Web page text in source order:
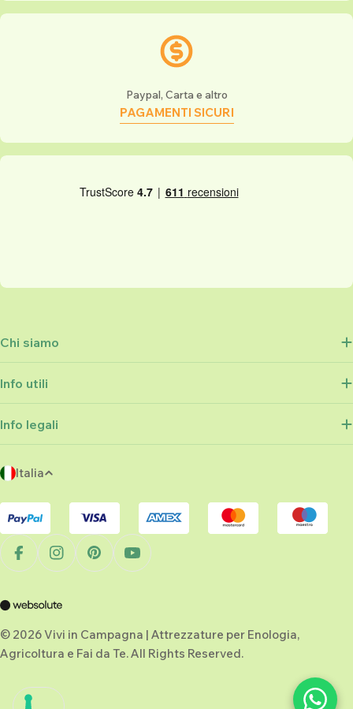
Paypal, Carta e altro
PAGAMENTI SICURI
Chi siamo
Info utili
Info legali
P
e
s
e
r
e
g
i
Italia
Metodi
di
pagamento
FacebookInstagramPinterestYouTube
© 2026 Vivi in Campagna | Attrezzature per Enologia,
Agricoltura e Fai da Te. All Rights Reserved.